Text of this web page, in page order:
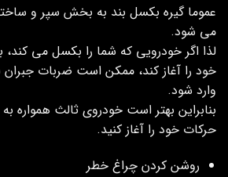
عموما گیره بکسل بند به بخش سپر و
می شود.
لذا اگر خودرویی که شما را بکسل می
خود را آغاز کند، ممکن است ضربات جبران
وارد شود.
بنابراین بهتر است خودروی ثالث همواره
حرکات خود را‌ آغاز کنید.
روشن کردن چراغ خطر